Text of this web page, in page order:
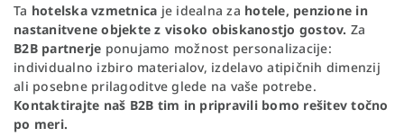
Ta hotelska vzmetnica je idealna za hotele, penzione in
nastanitvene objekte z visoko obiskanostjo gostov. Za
B2B partnerje ponujamo možnost personalizacije:
individualno izbiro materialov, izdelavo atipičnih dimenzij
ali posebne prilagoditve glede na vaše potrebe.
Kontaktirajte naš B2B tim in pripravili bomo rešitev točno
po meri.